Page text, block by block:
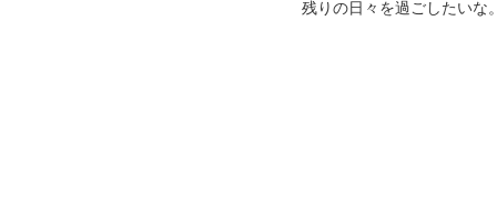
残りの日々を過ごしたいな。